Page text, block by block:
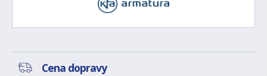
Cena dopravy